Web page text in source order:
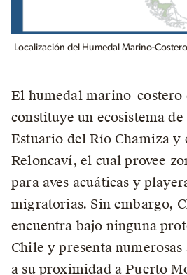
Localización del Humedal Marino-
El humedal marino-costero
constituye un ecosistema
Estuario del Río Chamiza y
Reloncaví, el cual provee
para aves acuáticas y
migratorias. Sin embargo,
encuentra bajo ninguna
Chile y presenta
a su proximidad a Puerto